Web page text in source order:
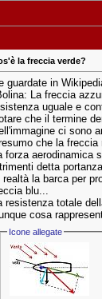
la freccia verde?
guardate in
La freccia
uguale e
che il termine
ci sono
che la
forza aerodinamica
detta
realtà la barca per
blu...
resistenza totale
cosa
Icone allegate